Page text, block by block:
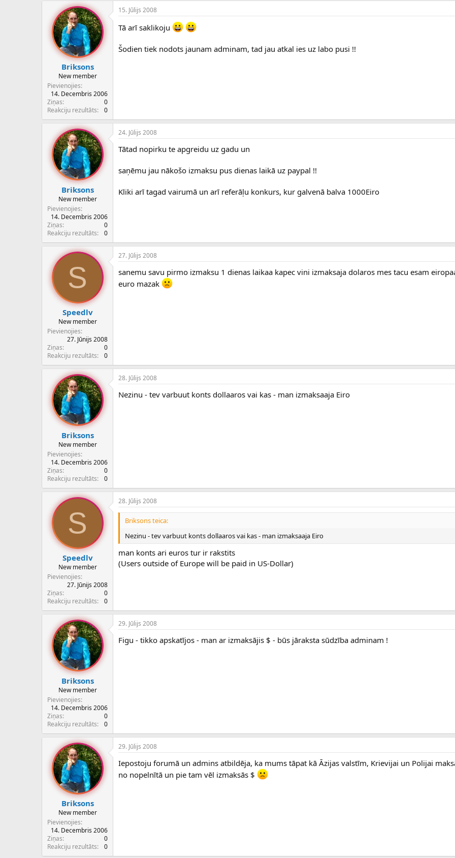
Briksons
New member
Pievienojies
14. Decembris 2006
Ziņas
0
Reakciju rezultāts
0
15. Jūlijs 2008
Tā arī saklikoju
Šodien tiek nodots jaunam adminam, tad jau atkal ies uz labo pusi !!
Briksons
New member
Pievienojies
14. Decembris 2006
Ziņas
0
Reakciju rezultāts
0
24. Jūlijs 2008
Tātad nopirku te apgreidu uz gadu un
saņēmu jau nākošo izmaksu pus dienas laikā uz paypal !!
Kliki arī tagad vairumā un arī referāļu konkurs, kur galvenā balva 1000Eiro
S
Speedlv
New member
Pievienojies
27. Jūnijs 2008
Ziņas
0
Reakciju rezultāts
0
27. Jūlijs 2008
sanemu savu pirmo izmaksu 1 dienas laikaa kapec vini izmaksaja dolaros mes tacu esam
euro mazak
Briksons
New member
Pievienojies
14. Decembris 2006
Ziņas
0
Reakciju rezultāts
0
28. Jūlijs 2008
Nezinu - tev varbuut konts dollaaros vai kas - man izmaksaaja Eiro
S
Speedlv
New member
Pievienojies
27. Jūnijs 2008
Ziņas
0
Reakciju rezultāts
0
28. Jūlijs 2008
Briksons teica:
Nezinu - tev varbuut konts dollaaros vai kas - man izmaksaaja Eiro
man konts ari euros tur ir rakstits
(Users outside of Europe will be paid in US-Dollar)
Briksons
New member
Pievienojies
14. Decembris 2006
Ziņas
0
Reakciju rezultāts
0
29. Jūlijs 2008
Figu - tikko apskatījos - man ar izmaksājis $ - būs jāraksta sūdzība adminam !
Briksons
New member
Pievienojies
14. Decembris 2006
Ziņas
0
Reakciju rezultāts
0
29. Jūlijs 2008
Iepostoju forumā un admins atbildēja, ka mums tāpat kā Āzijas valstīm, Krievijai un Polijai
no nopelnītā un pie tam vēl izmaksās $